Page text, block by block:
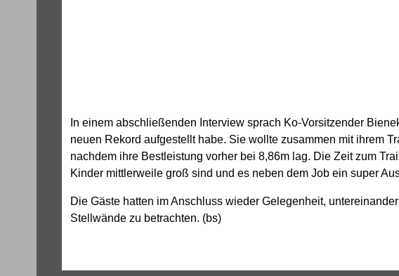
In einem abschließenden Interview sprach Ko-Vorsitzender
neuen Rekord aufgestellt habe. Sie wollte zusammen mit ihrem
nachdem ihre Bestleistung vorher bei 8,86m lag. Die Zeit zum
Kinder mittlerweile groß sind und es neben dem Job ein super
Die Gäste hatten im Anschluss wieder Gelegenheit,
Stellwände zu betrachten. (bs)